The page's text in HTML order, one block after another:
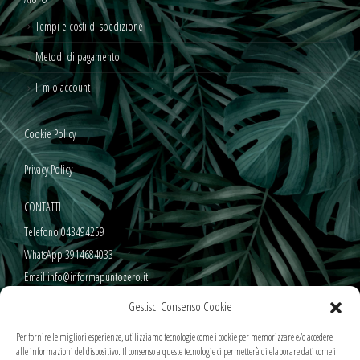
Gestisci Consenso Cookie
Per fornire le migliori esperienze, utilizziamo tecnologie come i cookie per memorizzare e/o accedere
alle informazioni del dispositivo. Il consenso a queste tecnologie ci permetterà di elaborare dati come il
Tempi e costi di spedizione
Metodi di pagamento
Il mio account
Cookie Policy
Privacy Policy
CONTATTI
Telefono 043494259
WhatsApp 3914684033
Email info@informapuntozero.it
SEGUICI SUI NOSTRI SOCIAL